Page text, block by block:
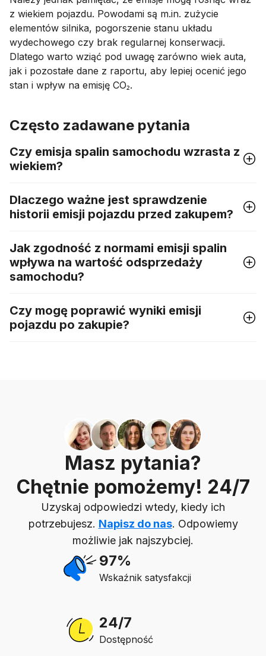
z wiekiem pojazdu. Powodami są m.in. zużycie
elementów silnika, pogorszenie stanu układu
wydechowego czy brak regularnej konserwacji.
Dlatego warto wziąć pod uwagę zarówno wiek auta,
jak i pozostałe dane z raportu, aby lepiej ocenić jego
stan i wpływ na emisję CO₂.
Często zadawane pytania
Czy emisja spalin samochodu wzrasta z
wiekiem?
Dlaczego ważne jest sprawdzenie
historii emisji pojazdu przed zakupem?
Jak zgodność z normami emisji spalin
wpływa na wartość odsprzedaży
samochodu?
Czy mogę poprawić wyniki emisji
pojazdu po zakupie?
Masz pytania?
Chętnie pomożemy! 24/7
Uzyskaj odpowiedzi wtedy, kiedy ich
potrzebujesz. Napisz do nas. Odpowiemy
możliwie jak najszybciej.
97%
Wskaźnik satysfakcji
24/7
Dostępność